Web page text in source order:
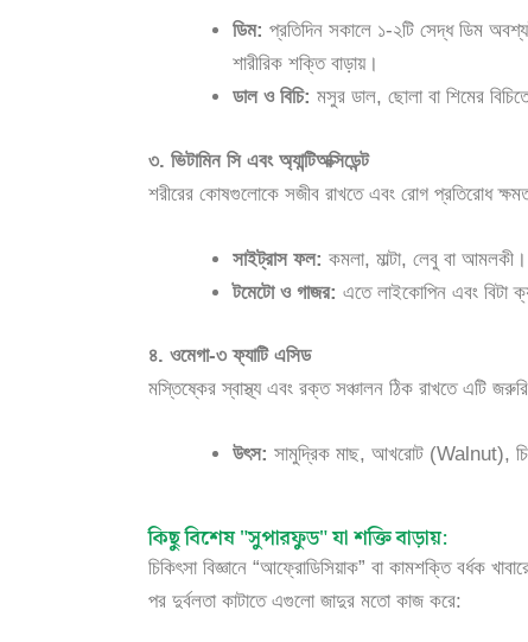
ডিম: প্রতিদিন সকালে ১-২টি সেদ্ধ ডিম
শারীরিক শক্তি বাড়ায়।
ডাল ও বিচি: মসুর ডাল, ছোলা বা শিমের
৩. ভিটামিন সি এবং অ্যান্টিঅক্সিডেন্ট
শরীরের কোষগুলোকে সজীব রাখতে এবং রোগ প্রতিরোধ ক্ষমতা
সাইট্রাস ফল: কমলা, মাল্টা, লেবু বা
টমেটো ও গাজর: এতে লাইকোপিন এবং বিটা
৪. ওমেগা-৩ ফ্যাটি এসিড
মস্তিষ্কের স্বাস্থ্য এবং রক্ত সঞ্চালন ঠিক রাখতে এটি
উৎস: সামুদ্রিক মাছ, আখরোট (Walnut),
কিছু বিশেষ "সুপারফুড" যা শক্তি বাড়ায়:
চিকিৎসা বিজ্ঞানে “আফ্রোডিসিয়াক” বা কামশক্তি বর্ধক
পর দুর্বলতা কাটাতে এগুলো জাদুর মতো কাজ করে: